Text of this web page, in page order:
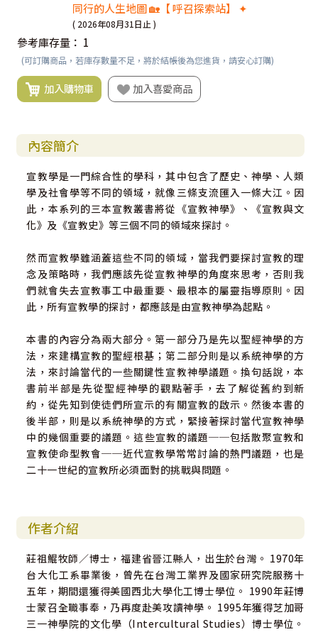
同行的人生地圖 🏡【 呼召探索站】 ✦
( 2026年08月31日止 )
參考庫存量： 1
(可訂購商品，若庫存數量不足，將於結帳後為您進貨，請安心訂購)
加入購物車 加入喜愛商品
內容簡介
宣教學是一門綜合性的學科，其中包含了歷史、神學、人類
學及社會學等不同的領域，就像三條支流匯入一條大江。因
此，本系列的三本宣教叢書將從《宣教神學》、《宣教與文
化》及《宣教史》等三個不同的領域來探討。
然而宣教學雖涵蓋這些不同的領域，當我們要探討宣教的理
念及策略時，我們應該先從宣教神學的角度來思考，否則我
們就會失去宣教事工中最重要、最根本的屬靈指導原則。因
此，所有宣教學的探討，都應該是由宣教神學為起點。
本書的內容分為兩大部分。第一部分乃是先以聖經神學的方
法，來建構宣教的聖經根基；第二部分則是以系統神學的方
法，來討論當代的一些關鍵性宣教神學議題。換句話說，本
書前半部是先從聖經神學的觀點著手，去了解從舊約到新
約，從先知到使徒們所宣示的有關宣教的啟示。然後本書的
後半部，則是以系統神學的方式，緊接著探討當代宣教神學
中的幾個重要的議題。這些宣教的議題──包括散聚宣教和
宣教使命型教會──近代宣教學常常討論的熱門議題，也是
二十一世紀的宣教所必須面對的挑戰與問題。
作者介紹
莊祖鯤牧師／博士，福建省晉江縣人，出生於台灣。 1970年
台大化工系畢業後，曾先在台灣工業界及國家研究院服務十
五年，期間還獲得美國西北大學化工博士學位。 1990年莊博
士蒙召全職事奉，乃再度赴美攻讀神學。 1995年獲得芝加哥
三一神學院的文化學（Intercultural Studies）博士學位。